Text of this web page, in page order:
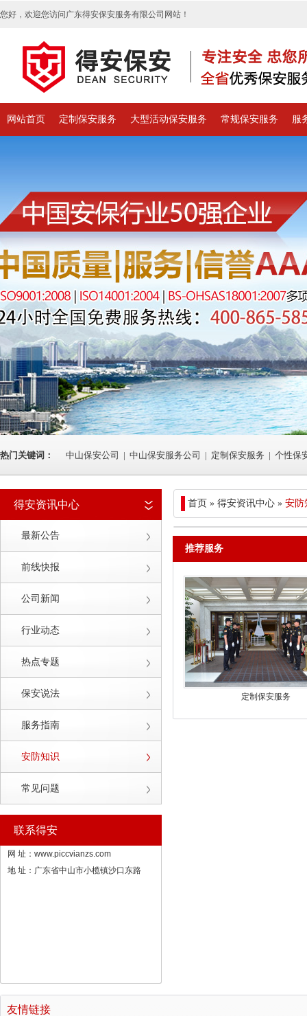
您好，欢迎您访问广东得安保安服务有限公司网站！
网站首页 定制保安服务 大型活动保安服务 常规保安服务 服
热门关键词： 中山保安公司 | 中山保安服务公司 | 定制保安服务 | 个性保
得安资讯中心
最新公告
前线快报
公司新闻
行业动态
热点专题
保安说法
服务指南
安防知识
常见问题
联系得安
网 址： www.piccvianzs.com
地 址：广东省中山市小榄镇沙口东路
首页 » 得安资讯中心 » 安防
推荐服务
定制保安服务
友情链接